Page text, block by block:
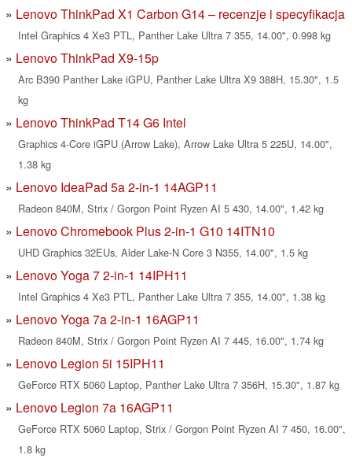
Lenovo ThinkPad X1 Carbon G14 – recenzje i specyfikacja
Intel Graphics 4 Xe3 PTL, Panther Lake Ultra 7 355, 14.00", 0.998 kg
Lenovo ThinkPad X9-15p
Arc B390 Panther Lake iGPU, Panther Lake Ultra X9 388H, 15.30", 1.5
kg
Lenovo ThinkPad T14 G6 Intel
Graphics 4-Core iGPU (Arrow Lake), Arrow Lake Ultra 5 225U, 14.00",
1.38 kg
Lenovo IdeaPad 5a 2-in-1 14AGP11
Radeon 840M, Strix / Gorgon Point Ryzen AI 5 430, 14.00", 1.42 kg
Lenovo Chromebook Plus 2-in-1 G10 14ITN10
UHD Graphics 32EUs, Alder Lake-N Core 3 N355, 14.00", 1.5 kg
Lenovo Yoga 7 2-in-1 14IPH11
Intel Graphics 4 Xe3 PTL, Panther Lake Ultra 7 355, 14.00", 1.38 kg
Lenovo Yoga 7a 2-in-1 16AGP11
Radeon 840M, Strix / Gorgon Point Ryzen AI 7 445, 16.00", 1.74 kg
Lenovo Legion 5i 15IPH11
GeForce RTX 5060 Laptop, Panther Lake Ultra 7 356H, 15.30", 1.87 kg
Lenovo Legion 7a 16AGP11
GeForce RTX 5060 Laptop, Strix / Gorgon Point Ryzen AI 7 450, 16.00",
1.8 kg